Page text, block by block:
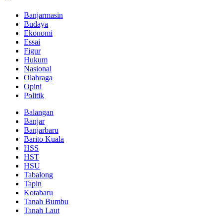
Banjarmasin
Budaya
Ekonomi
Essai
Figur
Hukum
Nasional
Olahraga
Opini
Politik
Balangan
Banjar
Banjarbaru
Barito Kuala
HSS
HST
HSU
Tabalong
Tapin
Kotabaru
Tanah Bumbu
Tanah Laut